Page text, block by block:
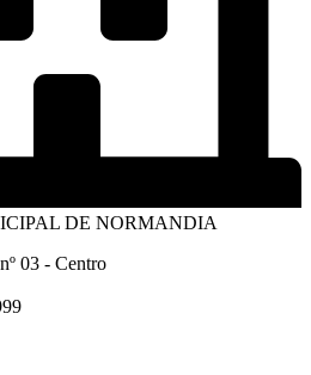
DE NORMANDIA
03 - Centro